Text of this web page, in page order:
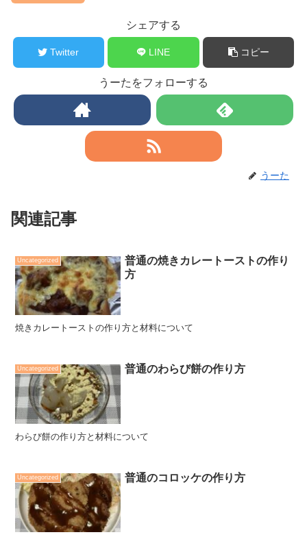
シェアする
Twitter LINE コピー
うーたをフォローする
うーた
関連記事
Uncategorized
普通の焼きカレートーストの作り
方
焼きカレートーストの作り方と材料について
Uncategorized 普通のわらび餅の作り方
わらび餅の作り方と材料について
Uncategorized 普通のコロッケの作り方